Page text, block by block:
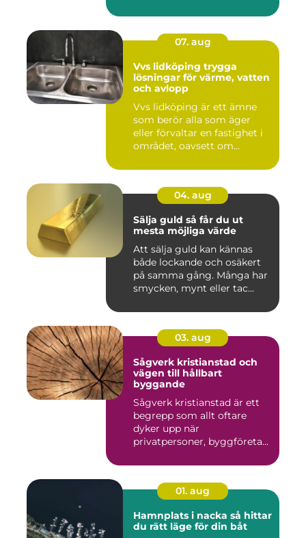
07. aug
Vvs lidköping trygga
lösningar för värme, vatten
och avlopp
Vvs lidköping är ett ämne
som berör alla som äger
eller förvaltar en fastighet i
området, oavsett om...
04. aug
Sälja guld så får du ut
mesta möjliga värde
Att sälja guld kan kännas
både lockande och osäkert
på samma gång. Många har
smycken, mynt eller tac...
03. aug
Sågverk kristianstad och
vägen till hållbart
byggande
Sågverk kristianstad är ett
begrepp som allt oftare
dyker upp när
privatpersoner, byggföretag
01. aug
Hamnplats i nacka så hittar
du rätt läge för din båt